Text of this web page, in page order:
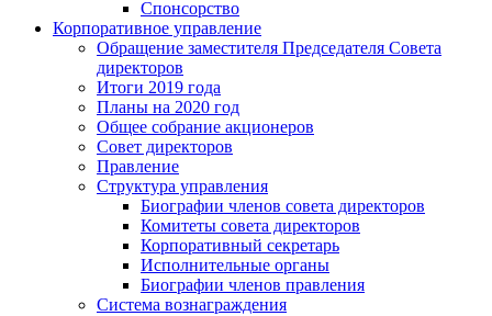
Спонсорство
Корпоративное управление
Обращение заместителя Председателя Совета
директоров
Итоги 2019 года
Планы на 2020 год
Общее собрание акционеров
Совет директоров
Правление
Структура управления
Биографии членов совета директоров
Комитеты совета директоров
Корпоративный секретарь
Исполнительные органы
Биографии членов правления
Система вознаграждения